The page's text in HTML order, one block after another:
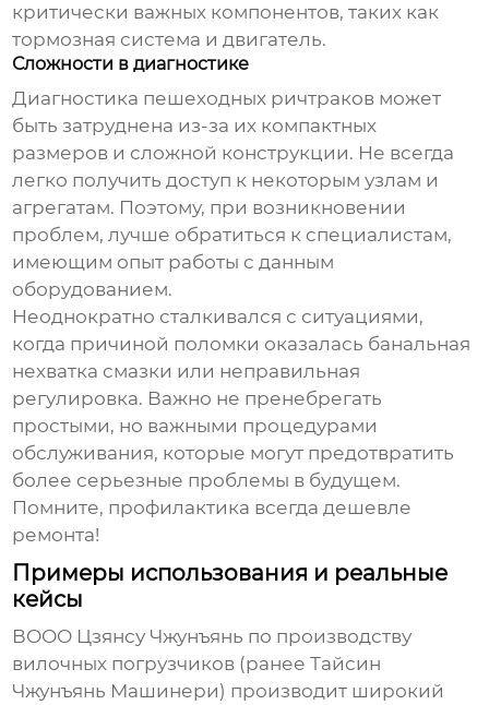
критически важных компонентов, таких как
тормозная система и двигатель.
Сложности в диагностике
Диагностика пешеходных ричтраков может
быть затруднена из-за их компактных
размеров и сложной конструкции. Не всегда
легко получить доступ к некоторым узлам и
агрегатам. Поэтому, при возникновении
проблем, лучше обратиться к специалистам,
имеющим опыт работы с данным
оборудованием.
Неоднократно сталкивался с ситуациями,
когда причиной поломки оказалась банальная
нехватка смазки или неправильная
регулировка. Важно не пренебрегать
простыми, но важными процедурами
обслуживания, которые могут предотвратить
более серьезные проблемы в будущем.
Помните, профилактика всегда дешевле
ремонта!
Примеры использования и реальные
кейсы
ВООО Цзянсу Чжунъянь по производству
вилочных погрузчиков (ранее Тайсин
Чжунъянь Машинери) производит широкий